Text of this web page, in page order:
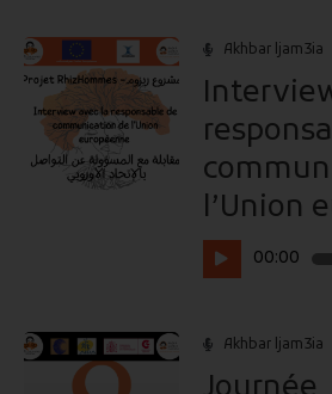
Akhbar ljam3ia
l’Union
Lecteur
audio
00:00
Akhbar ljam3ia